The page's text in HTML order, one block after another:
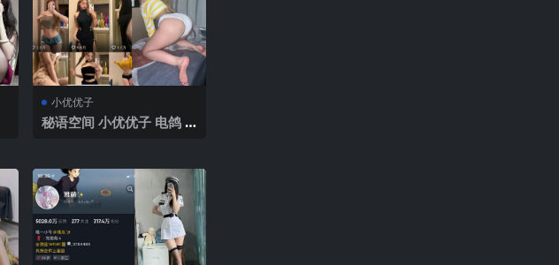
小优优子
秘语空间 小优优子 电鸽 N